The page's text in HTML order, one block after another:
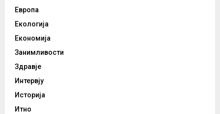
Европа
Екологија
Економија
Занимливости
Здравје
Интервју
Историја
Итно